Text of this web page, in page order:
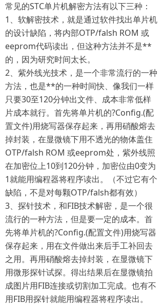
常见的STC单片机解密方法有以下三种：
1、软解密技术，就是通过软件找出单片机
的设计缺陷，将内部OTP/falsh ROM 或
eeprom代码读出，但这种方法并不是**
的，因为研究时间太长。
2、紫外线光技术，是一个非常流行的一种
方法，也是**的一种时间快、像我们一样
只要30至120分钟出文件、成本非常低样
片成本就行。首先将单片机的?Config.(配
置文件)用烧写器保存起来，再用硝酸熔去
掉封装，在显微镜下用不透光的物体盖住
OTP/falsh ROM 或eeprom处，紫外线照
在加密位上10到120分钟，加密位由0变为
1就能用编程器将程序读出。（不过它有个
缺陷，不是对每颗OTP/falsh都有效）
3、探针技术，和FIB技术解密，是一个很
流行的一种方法，但是要一定的成本。首
先将单片机的?Config.(配置文件)用烧写器
保存起来，用在文件做出来后手工补回去
之用。再用硝酸熔去掉封装，在显微镜下
用微形探针试探。得出结果后在显微镜拍
成图片用FIB连接或切割加工完成。也有不
用FIB用探针就能用编程器将程序读出。